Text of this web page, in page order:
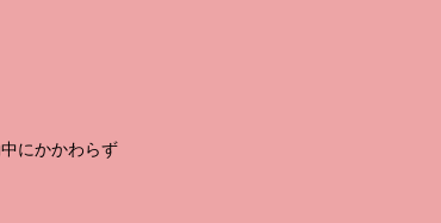
にかかわらず